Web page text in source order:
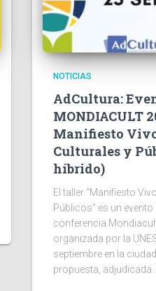
NOTICIAS
AdCultura:
MONDIACULT
Manifiesto
Culturales y
híbrido)
El taller “Manifiesto
Públicos” es un
conferencia
organizada por la
septiembre en la
propuesta, adjudicada